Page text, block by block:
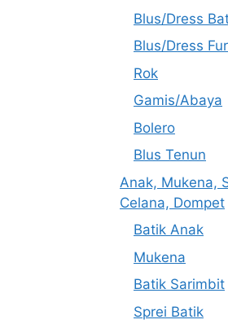
Blus/Dress
Blus/Dress
Rok
Gamis/Abaya
Bolero
Blus Tenun
Anak, Mukena,
Celana, Dompet
Batik Anak
Mukena
Batik Sarimbit
Sprei Batik